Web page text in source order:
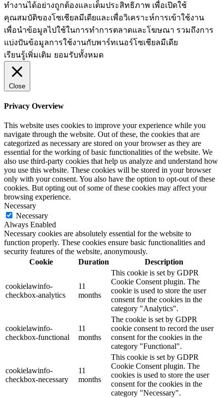
ทำงานได้อย่างถูกต้องและเต็มประสิทธิภาพ​ เพื่อเปิดใช้
คุณสมบัติของโซเชียล​มีเดียและเพื่อวิเคราะห์การเข้าใช้งาน
เพื่อนำข้อมูลไปใช้ในการทำการตลาดและโฆษณา​ รวมถึงการ
แบ่งปันข้อมูลการใช้งานกับพาร์ทเนอร์​โซเชียล​มีเดีย
เรียนรู้เพิ่มเติม ยอมรับทั้งหมด
Close
Privacy Overview
This website uses cookies to improve your experience while you
navigate through the website. Out of these, the cookies that are
categorized as necessary are stored on your browser as they are
essential for the working of basic functionalities of the website. We
also use third-party cookies that help us analyze and understand how
you use this website. These cookies will be stored in your browser
only with your consent. You also have the option to opt-out of these
cookies. But opting out of some of these cookies may affect your
browsing experience.
Necessary
Necessary
Always Enabled
Necessary cookies are absolutely essential for the website to
function properly. These cookies ensure basic functionalities and
security features of the website, anonymously.
Cookie
Duration Description
cookielawinfo-
checkbox-analytics
11
months
This cookie is set by GDPR
Cookie Consent plugin. The
cookie is used to store the user
consent for the cookies in the
category "Analytics".
cookielawinfo-
checkbox-functional
11
months
The cookie is set by GDPR
cookie consent to record the user
consent for the cookies in the
category "Functional".
cookielawinfo-
checkbox-necessary
11
months
This cookie is set by GDPR
Cookie Consent plugin. The
cookies is used to store the user
consent for the cookies in the
category "Necessary".